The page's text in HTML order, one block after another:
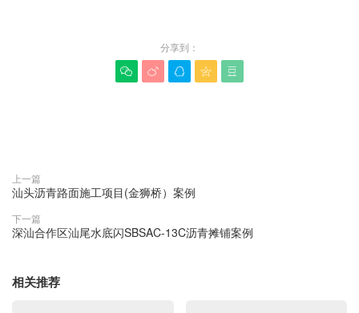
分享到：
    
上一篇
汕头沥青路面施工项目(金狮桥）案例
下一篇
深汕合作区汕尾水底闪SBSAC-13C沥青摊铺案例
相关推荐